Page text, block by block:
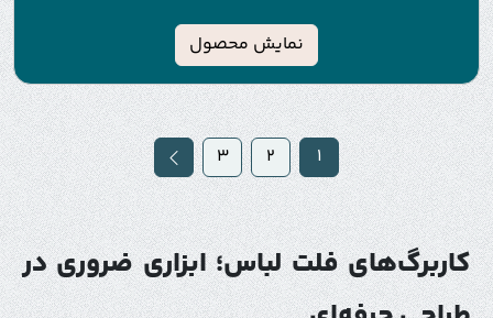
نمایش محصول
1
2
3
کاربرگ‌های فلت لباس؛ ابزاری ضروری در